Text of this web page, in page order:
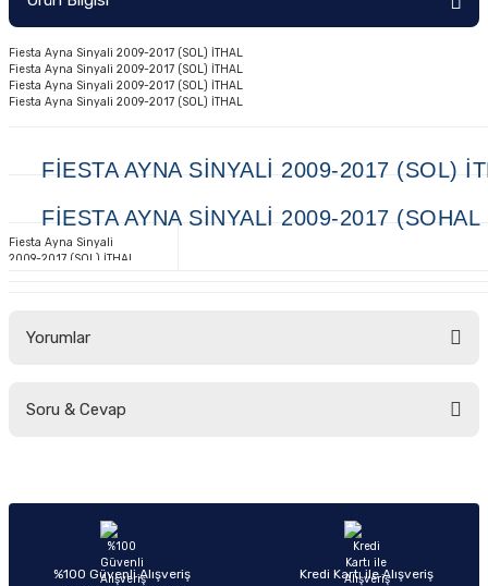
Ön/Arka Takımlar
Fiesta Ayna Sinyali 2009-2017 (SOL) İTHAL
Fiesta Ayna Sinyali 2009-2017 (SOL) İTHAL
Fiesta Ayna Sinyali 2009-2017 (SOL) İTHAL
Fiesta Ayna Sinyali 2009-2017 (SOL) İTHAL
FIESTA AYNA SINYALI 2009-2017 (SOL)
FIESTA AYNA SINYALI 2009-2017 (SOHAL
Fiesta Ayna Sinyali
2009-2017 (SOL) İTHAL
Yorumlar
Soru & Cevap
Ürün hakkında henüz soru sorulmamış.
%100 Güvenli Alışveriş Kredi Kartı ile Alışveriş